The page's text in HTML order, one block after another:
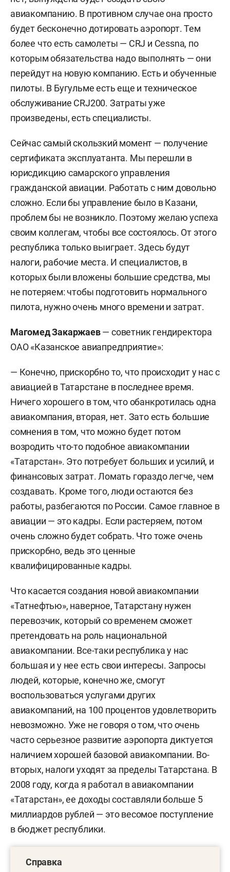
авиакомпанию. В противном случае она просто
будет бесконечно дотировать аэропорт. Тем
более что есть самолеты — CRJ и Cessna, по
которым обязательства надо выполнять — они
перейдут на новую компанию. Есть и обученные
пилоты. В Бугульме есть еще и техническое
обслуживание CRJ200. Затраты уже
произведены, есть специалисты.
Сейчас самый скользкий момент — получение
сертификата эксплуатанта. Мы перешли в
юрисдикцию самарского управления
гражданской авиации. Работать с ним довольно
сложно. Если бы управление было в Казани,
проблем бы не возникло. Поэтому желаю успеха
своим коллегам, чтобы все состоялось. От этого
республика только выиграет. Здесь будут
налоги, рабочие места. И специалистов, в
которых были вложены большие средства, мы
не потеряем: чтобы подготовить нормального
пилота, нужно очень много времени и затрат.
Магомед Закаржаев— советник гендиректора
ОАО «Казанское авиапредприятие»:
— Конечно, прискорбно то, что происходит у нас с
авиацией в Татарстане в последнее время.
Ничего хорошего в том, что обанкротилась одна
авиакомпания, вторая, нет. Зато есть большие
сомнения в том, что можно будет потом
возродить что-то подобное авиакомпании
«Татарстан». Это потребует больших и усилий, и
финансовых затрат. Ломать гораздо легче, чем
создавать. Кроме того, люди остаются без
работы, разбегаются по России. Самое главное в
авиации — это кадры. Если растеряем, потом
очень сложно будет собрать. Что тоже очень
прискорбно, ведь это ценные
квалифицированные кадры.
Что касается создания новой авиакомпании
«Татнефтью», наверное, Татарстану нужен
перевозчик, который со временем сможет
претендовать на роль национальной
авиакомпании. Все-таки республика у нас
большая и у нее есть свои интересы. Запросы
людей, которые, конечно же, смогут
воспользоваться услугами других
авиакомпаний, на 100 процентов удовлетворить
невозможно. Уже не говоря о том, что очень
часто серьезное развитие аэропорта диктуется
наличием хорошей базовой авиакомпании. Во-
вторых, налоги уходят за пределы Татарстана. В
2008 году, когда я работал в авиакомпании
«Татарстан», ее доходы составляли больше 5
миллиардов рублей — это весомое поступление
в бюджет республики.
Справка